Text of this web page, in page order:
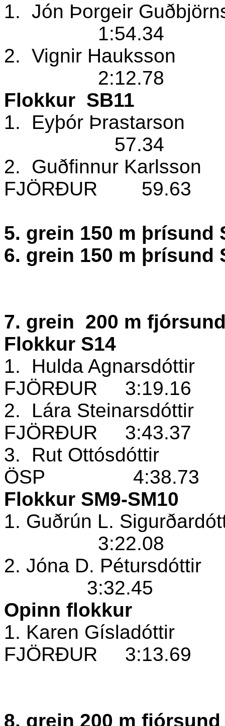
1. Jón Þorgeir
1:54.34
2. Vignir Hauksson
2:12.78
Flokkur SB11
1.
Eyþór Þrastarson
57.34
2.
Guðfinnur Karlsson
FJÖRÐUR
59.63
5. grein 150 m þrísund
6. grein 150 m þrísund
7. grein 200 m
Flokkur S14
1.
Hulda Agnarsdóttir
FJÖRÐUR
3:19.16
2.
Lára Steinarsdóttir
FJÖRÐUR
3:43.37
3.
Rut Ottósdóttir
ÖSP
4:38.73
Flokkur SM9-SM10
1. Guðrún L.
3:22.08
2. Jóna D. Pétursdóttir
3:32.45
Opinn flokkur
1. Karen Gísladóttir
FJÖRÐUR
3:13.69
8. grein 200 m